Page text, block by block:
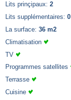
Lits prinçipaux: 2
Lits supplémentaires: 0
La surface: 36 m2
Climatisation
TV
Programmes satellites
Terrasse
Cuisine